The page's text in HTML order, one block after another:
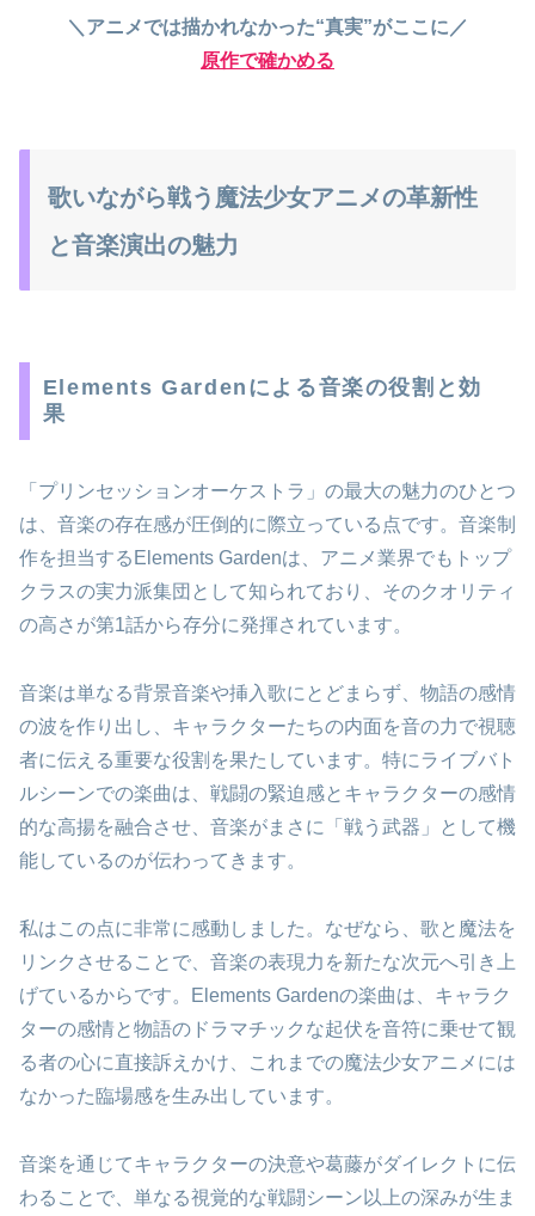
＼アニメでは描かれなかった“真実”がここに／
原作で確かめる
歌いながら戦う魔法少女アニメの革新性
と音楽演出の魅力
Elements Gardenによる音楽の役割と効
果
「プリンセッションオーケストラ」の最大の魅力のひとつ
は、音楽の存在感が圧倒的に際立っている点です。音楽制
作を担当するElements Gardenは、アニメ業界でもトップ
クラスの実力派集団として知られており、そのクオリティ
の高さが第1話から存分に発揮されています。
音楽は単なる背景音楽や挿入歌にとどまらず、物語の感情
の波を作り出し、キャラクターたちの内面を音の力で視聴
者に伝える重要な役割を果たしています。特にライブバト
ルシーンでの楽曲は、戦闘の緊迫感とキャラクターの感情
的な高揚を融合させ、音楽がまさに「戦う武器」として機
能しているのが伝わってきます。
私はこの点に非常に感動しました。なぜなら、歌と魔法を
リンクさせることで、音楽の表現力を新たな次元へ引き上
げているからです。Elements Gardenの楽曲は、キャラク
ターの感情と物語のドラマチックな起伏を音符に乗せて観
る者の心に直接訴えかけ、これまでの魔法少女アニメには
なかった臨場感を生み出しています。
音楽を通じてキャラクターの決意や葛藤がダイレクトに伝
わることで、単なる視覚的な戦闘シーン以上の深みが生ま